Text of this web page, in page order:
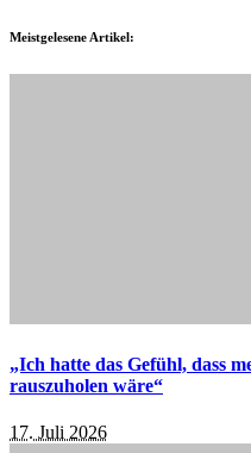
Meistgelesene Artikel:
„Ich hatte das Gefühl, dass
rauszuholen wäre“
17. Juli 2026